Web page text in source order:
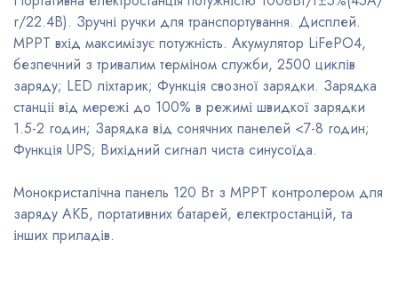
г/22.4В). Зручні ручки для транспортування. Дисплей.
MPPT вхід максимізує потужність. Акумулятор LiFePO4,
безпечний з тривалим терміном служби, 2500 циклів
заряду; LED ліхтарик; Функція свозної зарядки. Зарядка
станціі від мережі до 100% в режимі швидкої зарядки
1.5-2 годин; Зарядка від сонячних панелей <7-8 годин;
Функція UPS; Вихідний сигнал чиста синусоїда.
Монокристалічна панель 120 Вт з MPPT контролером для
заряду АКБ, портативних батарей, електростанцій, та
інших приладів.